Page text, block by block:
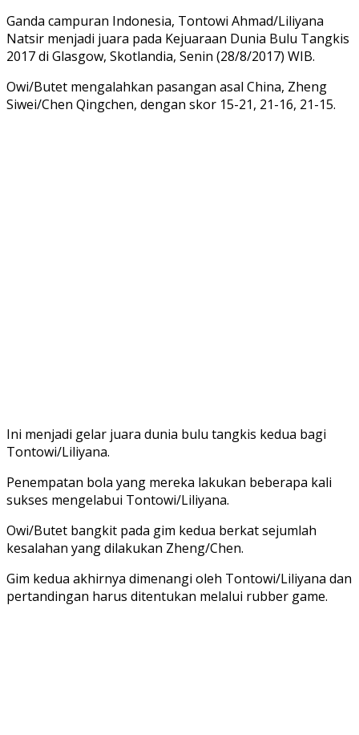
Ganda campuran Indonesia, Tontowi Ahmad/Liliyana
Natsir menjadi juara pada Kejuaraan Dunia Bulu Tangkis
2017 di Glasgow, Skotlandia, Senin (28/8/2017) WIB.
Owi/Butet mengalahkan pasangan asal China, Zheng
Siwei/Chen Qingchen, dengan skor 15-21, 21-16, 21-15.
Ini menjadi gelar juara dunia bulu tangkis kedua bagi
Tontowi/Liliyana.
Penempatan bola yang mereka lakukan beberapa kali
sukses mengelabui Tontowi/Liliyana.
Owi/Butet bangkit pada gim kedua berkat sejumlah
kesalahan yang dilakukan Zheng/Chen.
Gim kedua akhirnya dimenangi oleh Tontowi/Liliyana dan
pertandingan harus ditentukan melalui rubber game.